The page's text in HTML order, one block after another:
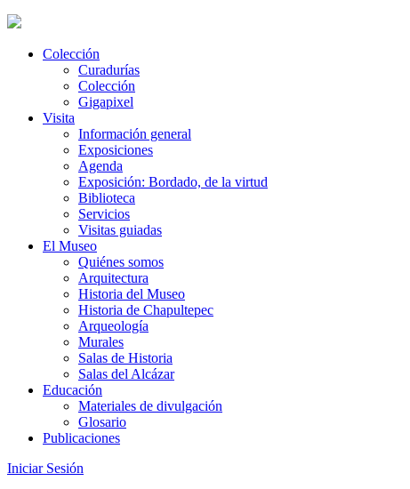
Colección
Curadurías
Colección
Gigapixel
Visita
Información general
Exposiciones
Agenda
Exposición: Bordado, de la virtud
Biblioteca
Servicios
Visitas guiadas
El Museo
Quiénes somos
Arquitectura
Historia del Museo
Historia de Chapultepec
Arqueología
Murales
Salas de Historia
Salas del Alcázar
Educación
Materiales de divulgación
Glosario
Publicaciones
Iniciar Sesión